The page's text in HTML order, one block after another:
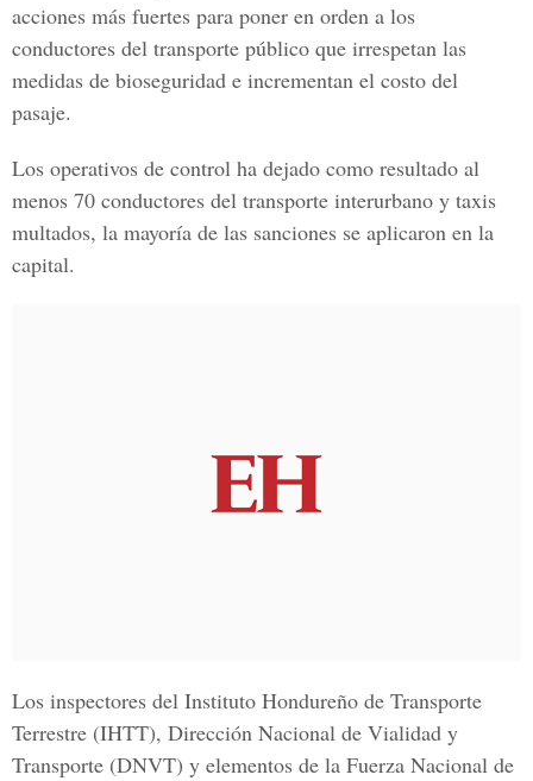
acciones más fuertes para poner en orden a los
conductores del transporte público que irrespetan las
medidas de bioseguridad e incrementan el costo del
pasaje.
Los operativos de control ha dejado como resultado al
menos 70 conductores del transporte interurbano y taxis
multados, la mayoría de las sanciones se aplicaron en la
capital.
Los inspectores del Instituto Hondureño de Transporte
Terrestre (IHTT), Dirección Nacional de Vialidad y
Transporte (DNVT) y elementos de la Fuerza Nacional de